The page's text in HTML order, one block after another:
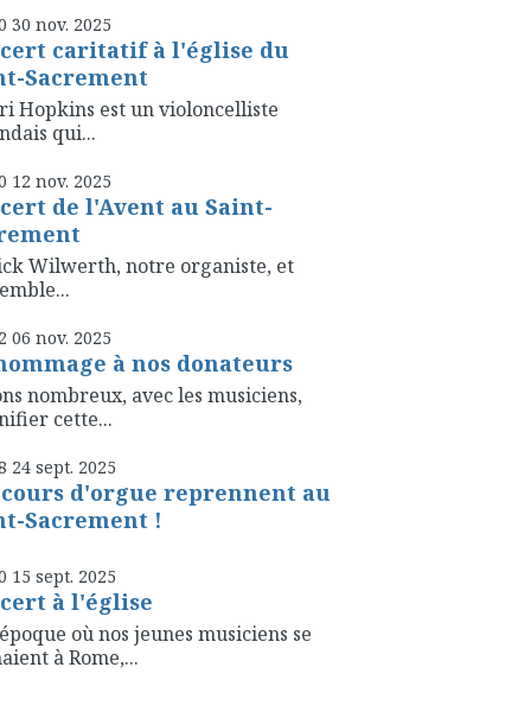
30 nov. 2025
caritatif à l'église du
Sacrement
Hopkins est un violoncelliste
qui...
12 nov. 2025
de l'Avent au Saint-
Wilwerth, notre organiste, et
06 nov. 2025
à nos donateurs
nombreux, avec les musiciens,
cette...
24 sept. 2025
cours d'orgue reprennent au
Sacrement !
15 sept. 2025
à l'église
où nos jeunes musiciens se
à Rome,...